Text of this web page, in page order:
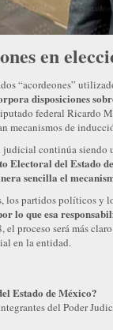
en
“acordeones”
disposiciones
federal Ricardo
mecanismos de
continúa siendo
Electoral del Estado
sencilla el
los partidos políticos y
lo que esa
el proceso será más
en la entidad.
Estado de México?
del Poder